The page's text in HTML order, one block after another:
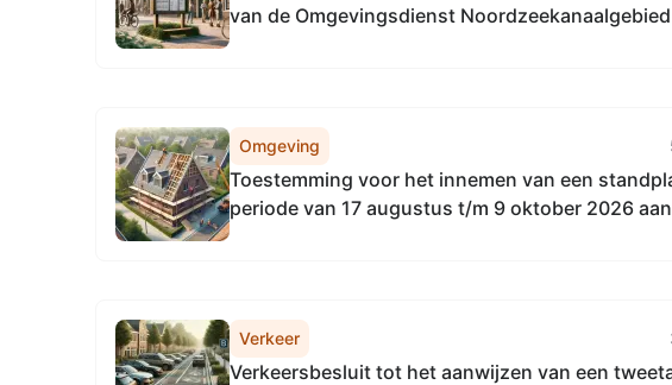
van de Omgevingsdienst
Omgeving
Toestemming voor het innemen van een
periode van 17 augustus t/m 9 oktober 2026
Verkeer
Verkeersbesluit tot het aanwijzen van een